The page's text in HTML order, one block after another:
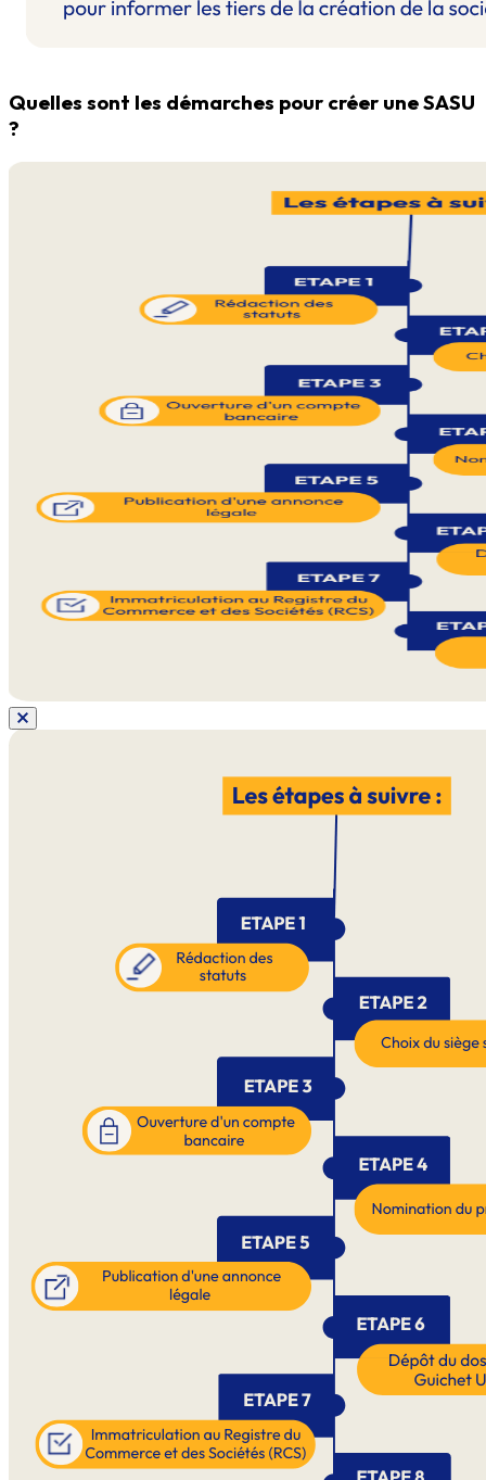
Quelles sont les démarches pour créer une SASU
?